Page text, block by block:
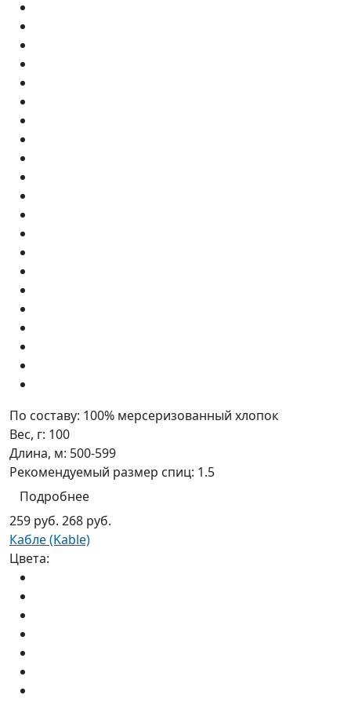
По составу: 100% мерсеризованный хлопок
Вес, г: 100
Длина, м: 500-599
Рекомендуемый размер спиц: 1.5
Подробнее
259 руб. 268 руб.
Кабле (Kable)
Цвета: